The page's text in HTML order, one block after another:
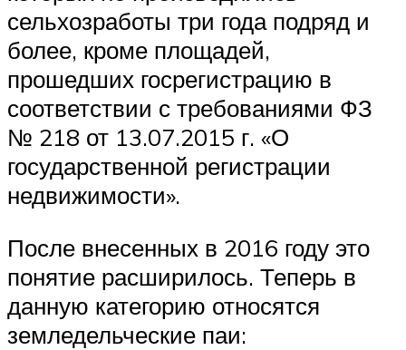
сельхозработы три года подряд и
более, кроме площадей,
прошедших госрегистрацию в
соответствии с требованиями ФЗ
№ 218 от 13.07.2015 г. «О
государственной регистрации
недвижимости».
После внесенных в 2016 году это
понятие расширилось. Теперь в
данную категорию относятся
земледельческие паи: